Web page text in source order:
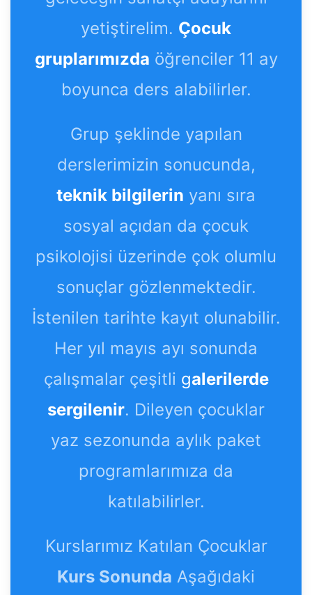
yetiştirelim. Çocuk
gruplarımızda öğrenciler 11 ay
boyunca ders alabilirler.
Grup şeklinde yapılan
derslerimizin sonucunda,
teknik bilgilerin yanı sıra
sosyal açıdan da çocuk
psikolojisi üzerinde çok olumlu
sonuçlar gözlenmektedir.
İstenilen tarihte kayıt olunabilir.
Her yıl mayıs ayı sonunda
çalışmalar çeşitli galerilerde
sergilenir. Dileyen çocuklar
yaz sezonunda aylık paket
programlarımıza da
katılabilirler.
Kurslarımız Katılan Çocuklar
Kurs Sonunda Aşağıdaki